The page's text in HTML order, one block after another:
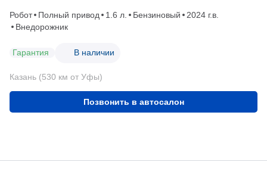
Робот Полный привод 1.6 л. Бензиновый
2024 г.в.
Внедорожник
Гарантия В наличии
Казань (530 км от Уфы)
Позвонить в автосалон